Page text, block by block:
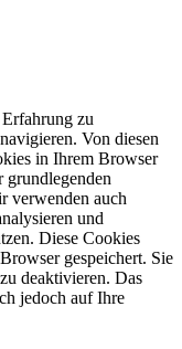
zu
Von diesen
in Ihrem Browser
grundlegenden
verwenden auch
und
Diese Cookies
gespeichert. Sie
deaktivieren. Das
jedoch auf Ihre